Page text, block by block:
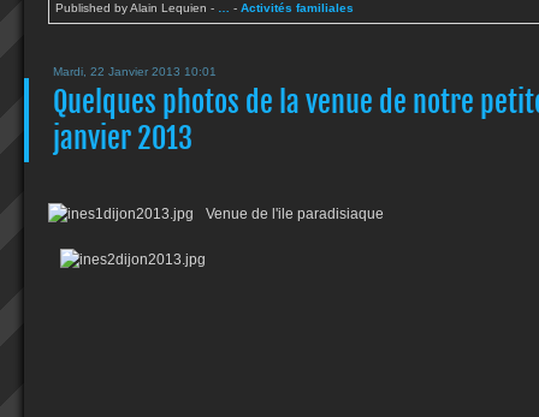
Published by Alain Lequien - … - Activités familiales
Mardi, 22 Janvier 2013 10:01
Quelques photos de la venue de notre
janvier 2013
Venue de l'ile paradisiaque